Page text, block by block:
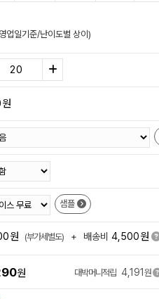
업일기준/난이도별 상이)
원
샘플
원 (부가세별도) + 배송비 4,500원
원 대박머니적립 4,191 원